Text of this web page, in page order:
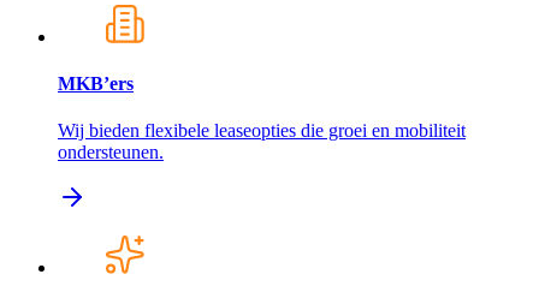
MKB’ers
Wij bieden flexibele leaseopties die groei en mobiliteit
ondersteunen.